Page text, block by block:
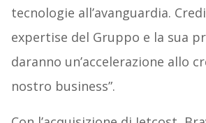
tecnologie all’avanguardia.
expertise del Gruppo e la sua
daranno un’accelerazione allo
nostro business”.